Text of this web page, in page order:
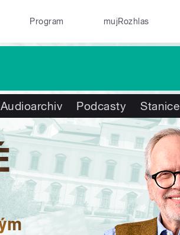
Program mujRozhlas
Audioarchiv Podcasty Stanice